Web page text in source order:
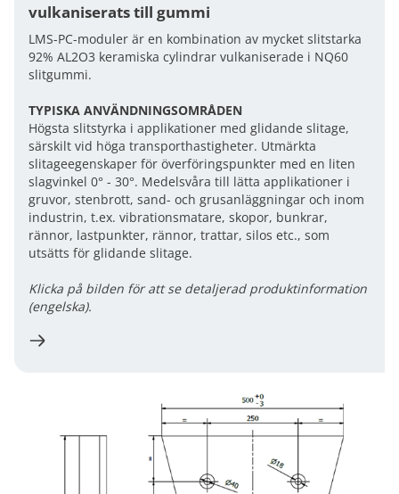
vulkaniserats till gummi
LMS-PC-moduler är en kombination av mycket slitstarka
92% AL2O3 keramiska cylindrar vulkaniserade i NQ60
slitgummi.
TYPISKA ANVÄNDNINGSOMRÅDEN
Högsta slitstyrka i applikationer med glidande slitage,
särskilt vid höga transporthastigheter. Utmärkta
slitageegenskaper för överföringspunkter med en liten
slagvinkel 0° - 30°. Medelsvåra till lätta applikationer i
gruvor, stenbrott, sand- och grusanläggningar och inom
industrin, t.ex. vibrationsmatare, skopor, bunkrar,
rännor, lastpunkter, rännor, trattar, silos etc., som
utsätts för glidande slitage.
Klicka på bilden för att se detaljerad produktinformation
(engelska).